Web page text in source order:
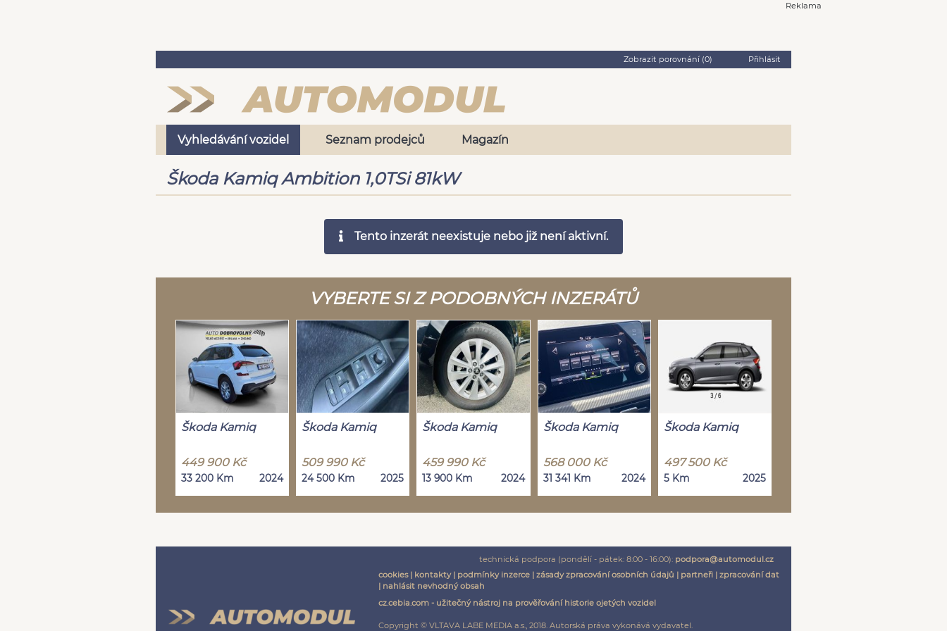
Reklama
Zobrazit porovnání (0) Přihlásit
Vyhledávání vozidel Seznam prodejců Magazín
Škoda Kamiq Ambition 1,0TSi 81kW
Tento inzerát neexistuje nebo již není aktivní.
VYBERTE SI Z PODOBNÝCH INZERÁTŮ
Škoda Kamiq
449 900 Kč
33 200 Km 2024
Škoda Kamiq
509 990 Kč
24 500 Km 2025
Škoda Kamiq
459 990 Kč
13 900 Km 2024
Škoda Kamiq
568 000 Kč
31 341 Km 2024
Škoda Kamiq
497 500 Kč
5 Km 2025
technická podpora (pondělí - pátek: 8:00 - 16:00): podpora@automodul.cz
cookies| kontakty| podmínky inzerce| zásady zpracování osobních údajů | partneři| zpracování dat
| nahlásit nevhodný obsah
cz.cebia.com - užitečný nástroj na prověřování historie ojetých vozidel
Copyright © VLTAVA LABE MEDIA a.s., 2018. Autorská práva vykonává vydavatel.